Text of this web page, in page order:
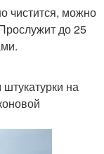
чистится, можно
до 25
на